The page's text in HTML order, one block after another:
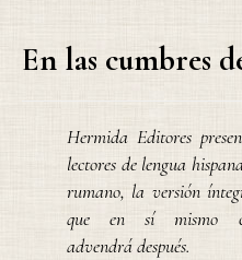
En las cumbres
Hermida Editores
lectores de lengua
rumano, la versión
que en sí mismo
advendrá después.